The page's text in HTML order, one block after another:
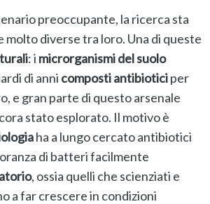
preoccupante, la ricerca sta
molto diverse tra loro. Una di queste
: i microrganismi del suolo
di anni composti antibioticiper
e gran parte di questo arsenale
stato esplorato. Il motivo è
ha a lungo cercato antibiotici
di batteri facilmente
, ossia quelli che scienziati e
a far crescere in condizioni